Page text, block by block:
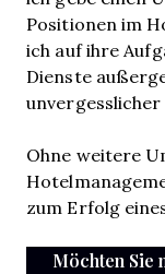
Positionen im
ich auf ihre
Dienste
Ohne weitere
zum Erfolg
Möchten Sie